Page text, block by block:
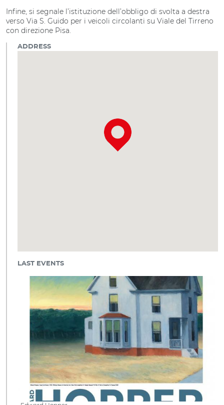
Infine, si segnale l’istituzione dell’obbligo di svolta a destra
verso Via S. Guido per i veicoli circolanti su Viale del Tirreno
con direzione Pisa.
ADDRESS
LAST EVENTS